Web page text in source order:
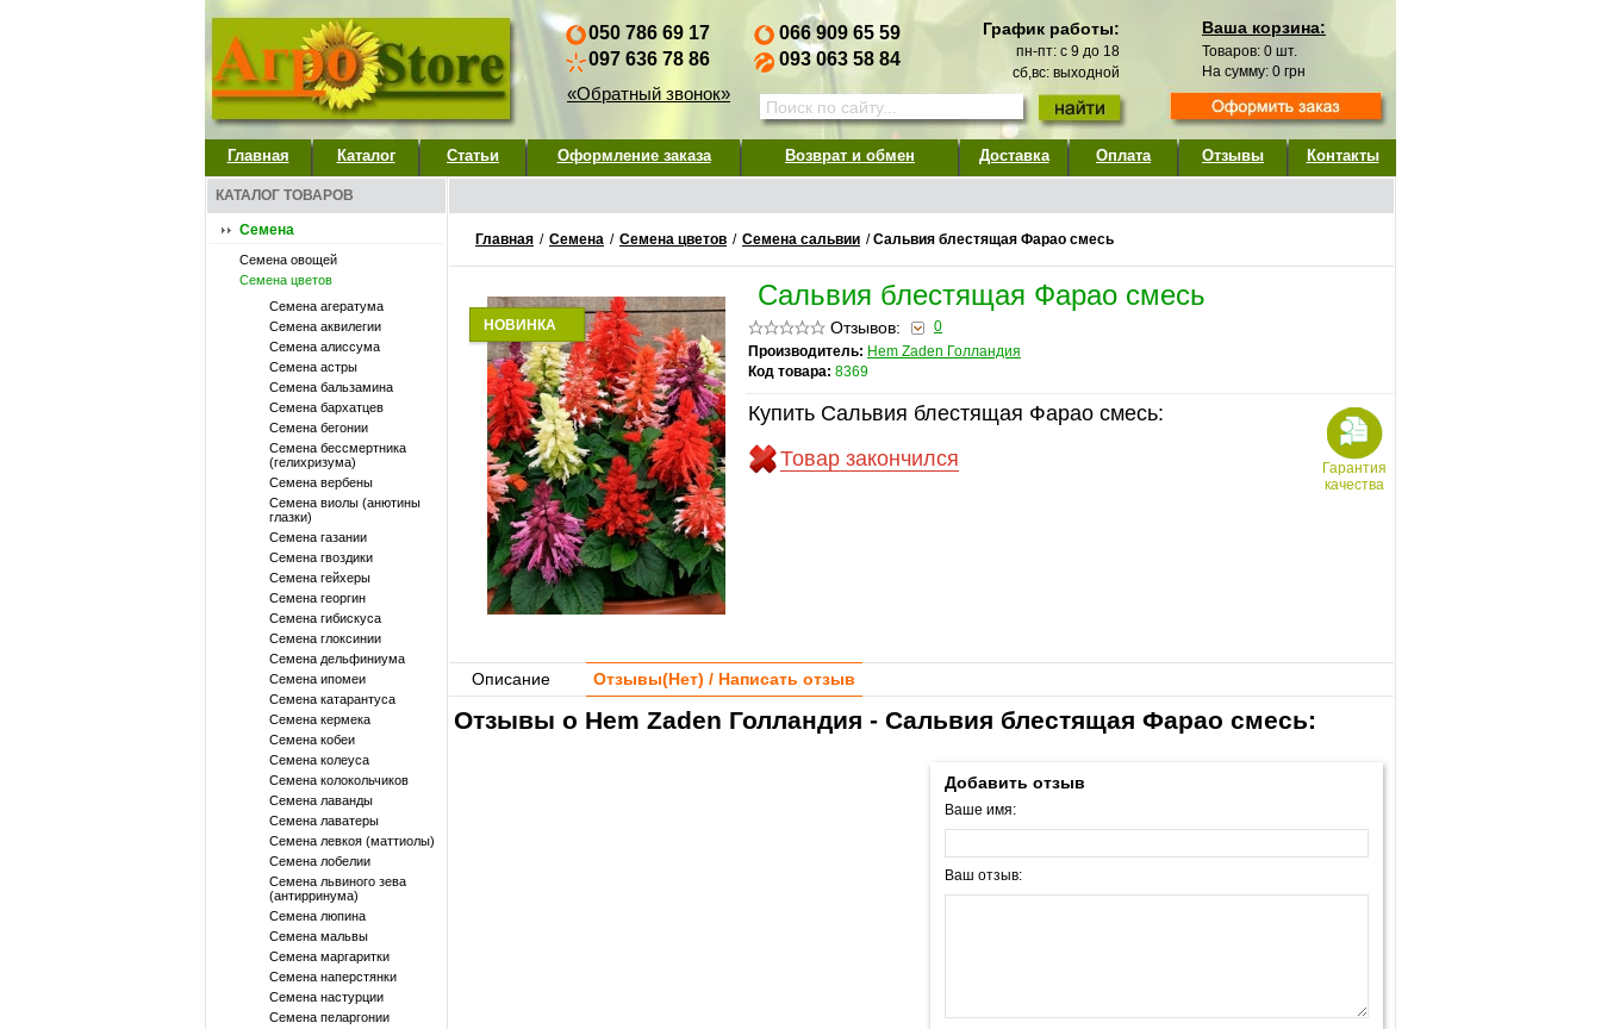
050 786 69 17
097 636 78 86
«Обратный звонок»
066 909 65 59
093 063 58 84
График работы:
пн-пт: с 9 до 18
сб,вс: выходной
Ваша корзина:
Товаров: 0 шт.
На сумму: 0 грн
Главная Каталог Статьи Оформление заказа Возврат и обмен Доставка Оплата Отзывы Контакты
КАТАЛОГ ТОВАРОВ
Семена
Семена овощей
Семена цветов
Семена агератума
Семена аквилегии
Семена алиссума
Семена астры
Семена бальзамина
Семена бархатцев
Семена бегонии
Семена бессмертника
(гелихризума)
Семена вербены
Семена виолы (анютины
глазки)
Семена газании
Семена гвоздики
Семена гейхеры
Семена георгин
Семена гибискуса
Семена глоксинии
Семена дельфиниума
Семена ипомеи
Семена катарантуса
Семена кермека
Семена кобеи
Семена колеуса
Семена колокольчиков
Семена лаванды
Семена лаватеры
Семена левкоя (маттиолы)
Семена лобелии
Семена львиного зева
(антирринума)
Семена люпина
Семена мальвы
Семена маргаритки
Семена наперстянки
Семена настурции
Семена пеларгонии
Главная / Семена / Семена цветов / Семена сальвии /Сальвия блестящая Фарао смесь
НОВИНКА
Сальвия блестящая Фарао смесь
Отзывов:
0
Производитель: Hem Zaden Голландия
Код товара: 8369
Купить Сальвия блестящая Фарао смесь:
Товар закончился
Гарантия
качества
Описание Отзывы(Нет) / Написать отзыв
Отзывы о Hem Zaden Голландия - Сальвия блестящая Фарао смесь:
Добавить отзыв
Ваше имя:
Ваш отзыв: